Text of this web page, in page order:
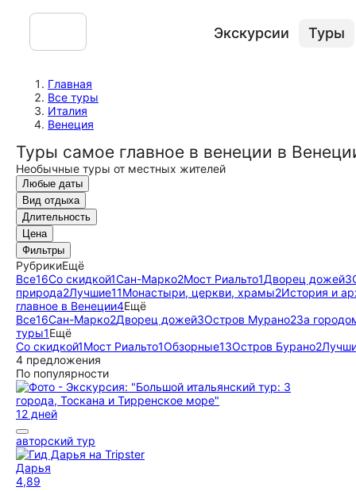
Экскурсии Туры
Главная
Все туры
Италия
Венеция
Туры самое главное в венеции в
Необычные туры от местных жителей
Любые даты
Вид отдыха
Длительность
Цена
Фильтры
РубрикиЕщё
Все16Со скидкой1Сан-Марко2Мост Риальто1Дворец дожей3
природа2Лучшие11Монастыри, церкви, храмы2История и
главное в Венеции4Ещё
Все16Сан-Марко2Дворец дожей3Остров Мурано2За
туры1Ещё
Со скидкой1Мост Риальто1Обзорные13Остров Бурано2
4 предложения
По популярности
12 дней
авторский тур
Дарья
4,89